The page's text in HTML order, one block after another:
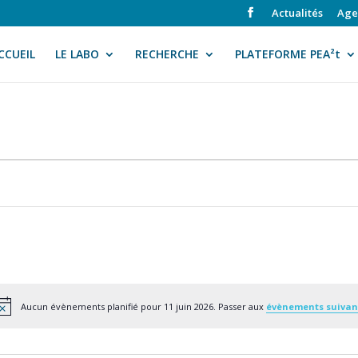
Actualités
LE LABO RECHERCHE PLATEFORME PEA²t
Notice
Aucun évènements planifié pour 11 juin 2026. Passer aux évènements